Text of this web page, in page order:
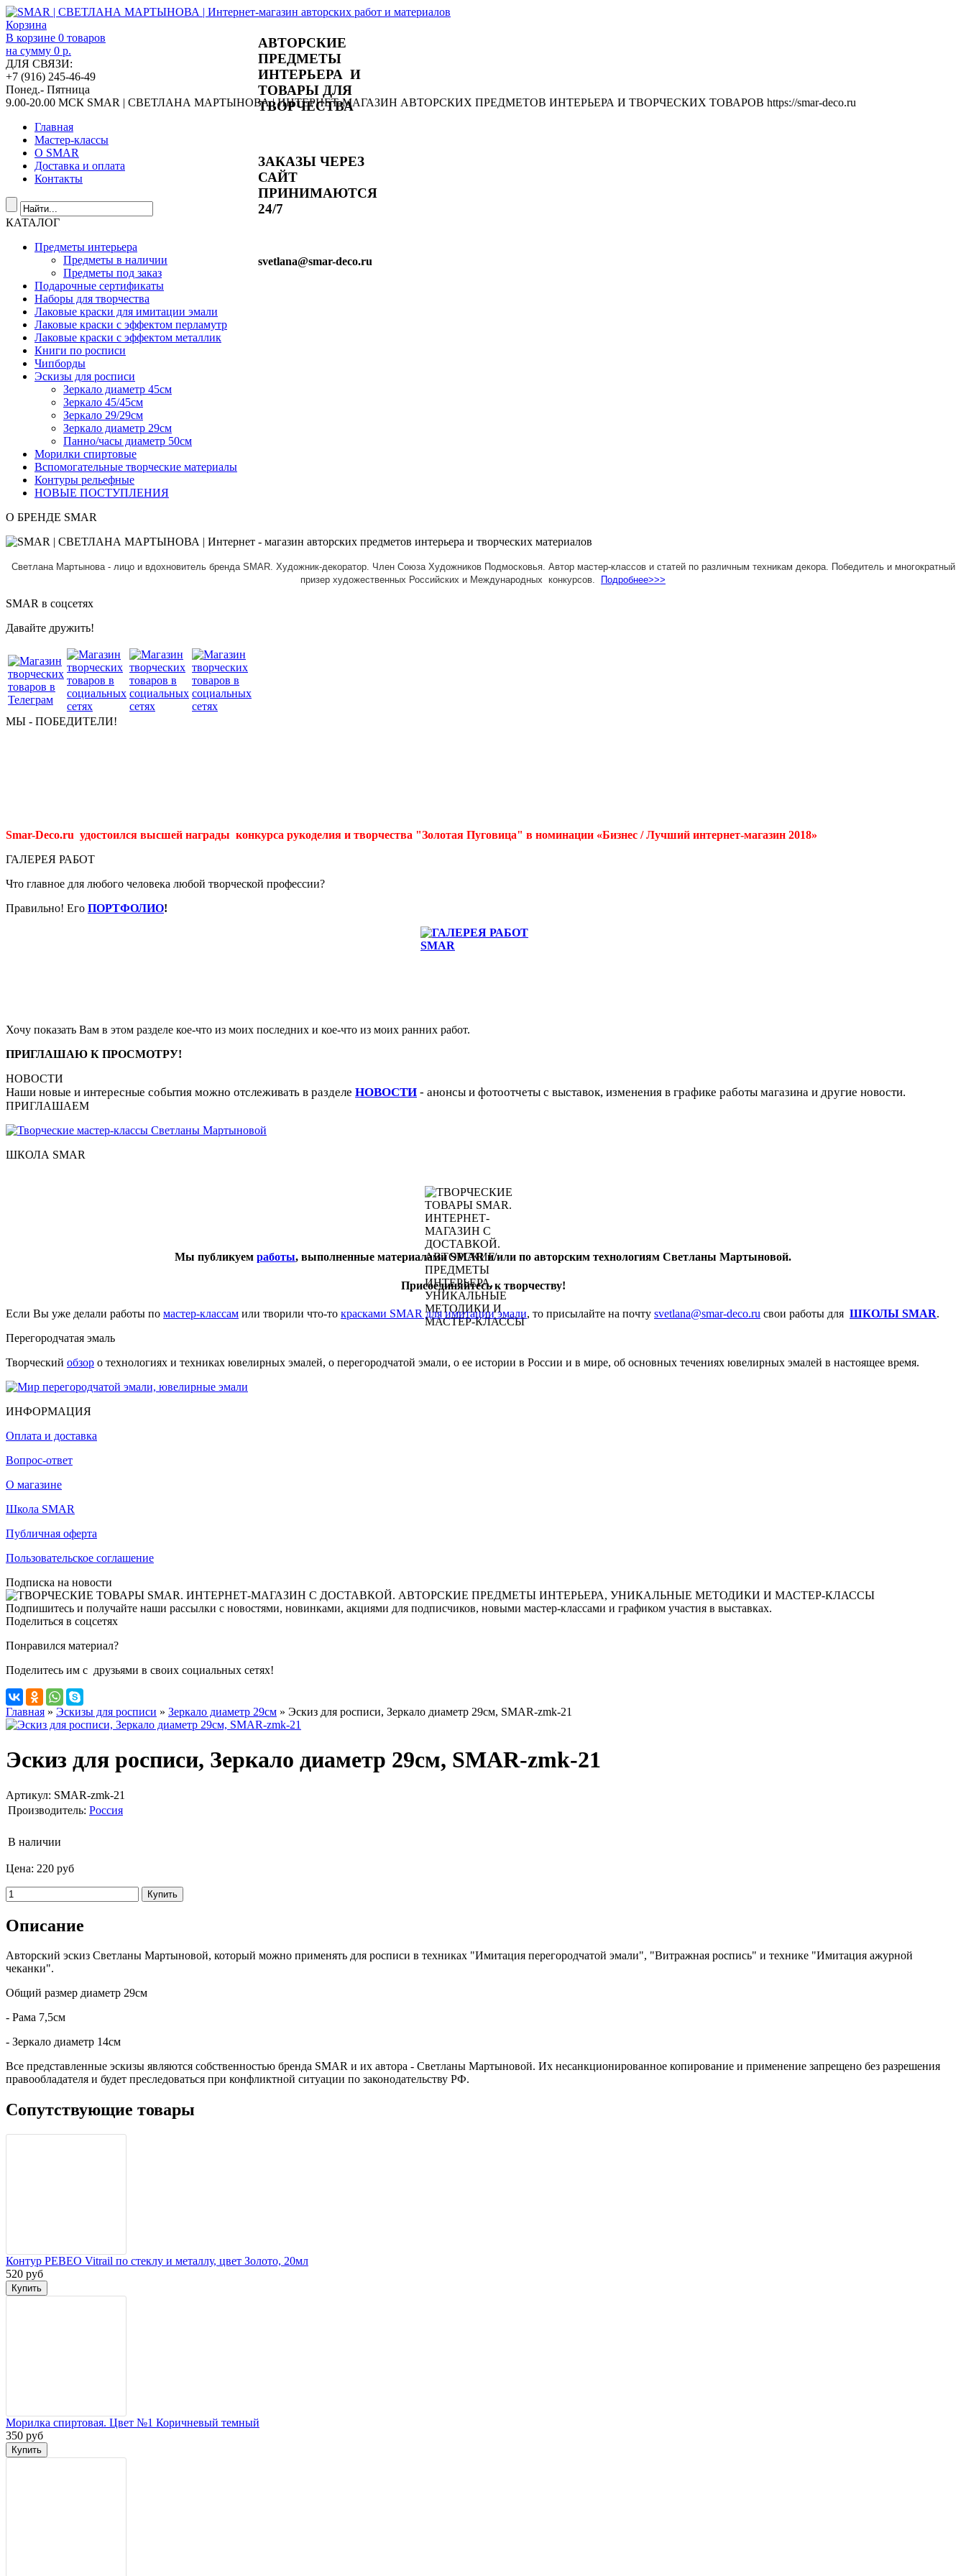
АВТОРСКИЕ
ПРЕДМЕТЫ
ИНТЕРЬЕРА И
ТОВАРЫ ДЛЯ
ТВОРЧЕСТВА
ЗАКАЗЫ ЧЕРЕЗ
САЙТ
ПРИНИМАЮТСЯ
24/7
svetlana@smar-deco.ru
Корзина
В корзине 0 товаров
на сумму 0 р.
ДЛЯ СВЯЗИ:
+7 (916) 245-46-49
Понед.- Пятница
9.00-20.00 МСК SMAR | СВЕТЛАНА МАРТЫНОВА | ИНТЕРНЕТ-МАГАЗИН АВТОРСКИХ ПРЕДМЕТОВ ИНТЕРЬЕРА И ТВОРЧЕСКИХ ТОВАРОВ https://smar-deco.ru
Главная
Мастер-классы
О SMAR
Доставка и оплата
Контакты
КАТАЛОГ
Предметы интерьера
Предметы в наличии
Предметы под заказ
Подарочные сертификаты
Наборы для творчества
Лаковые краски для имитации эмали
Лаковые краски с эффектом перламутр
Лаковые краски с эффектом металлик
Книги по росписи
Чипборды
Эскизы для росписи
Зеркало диаметр 45см
Зеркало 45/45см
Зеркало 29/29см
Зеркало диаметр 29см
Панно/часы диаметр 50см
Морилки спиртовые
Вспомогательные творческие материалы
Контуры рельефные
НОВЫЕ ПОСТУПЛЕНИЯ
О БРЕНДЕ SMAR
Светлана Мартынова - лицо и вдохновитель бренда SMAR. Художник-декоратор. Член Союза Художников Подмосковья. Автор мастер-классов и статей по различным техникам декора. Победитель и многократный
призер художественных Российских и Международных конкурсов.
Подробнее>>>
SMAR в соцсетях
Давайте дружить!
МЫ - ПОБЕДИТЕЛИ!
Smar-Deco.ru удостоился высшей награды конкурса рукоделия и творчества "Золотая Пуговица" в номинации «Бизнес / Лучший интернет-магазин 2018»
ГАЛЕРЕЯ РАБОТ
Что главное для любого человека любой творческой профессии?
Правильно! Его ПОРТФОЛИО!
Хочу показать Вам в этом разделе кое-что из моих последних и кое-что из моих ранних работ.
ПРИГЛАШАЮ К ПРОСМОТРУ!
НОВОСТИ
Наши новые и интересные события можно отслеживать в разделе НОВОСТИ - анонсы и фотоотчеты с выставок, изменения в графике работы магазина и другие новости.
ПРИГЛАШАЕМ
ШКОЛА SMAR
Мы публикуем работы, выполненные материалами SMAR и/или по авторским технологиям Светланы Мартыновой.
Присоединяйтесь к творчеству!
Если Вы уже делали работы по мастер-классам или творили что-то красками SMAR для имитации эмали, то присылайте на почту svetlana@smar-deco.ru свои работы для ШКОЛЫ SMAR.
Перегородчатая эмаль
Творческий обзор о технологиях и техниках ювелирных эмалей, о перегородчатой эмали, о ее истории в России и в мире, об основных течениях ювелирных эмалей в настоящее время.
ИНФОРМАЦИЯ
Оплата и доставка
Вопрос-ответ
О магазине
Школа SMAR
Публичная оферта
Пользовательское соглашение
Подписка на новости
Подпишитесь и получайте наши рассылки с новостями, новинками, акциями для подписчиков, новыми мастер-классами и графиком участия в выставках.
Поделиться в соцсетях
Понравился материал?
Поделитесь им с друзьями в своих социальных сетях!
Главная » Эскизы для росписи » Зеркало диаметр 29см » Эскиз для росписи, Зеркало диаметр 29см, SMAR-zmk-21
Эскиз для росписи, Зеркало диаметр 29см, SMAR-zmk-21
Артикул: SMAR-zmk-21
Производитель: Россия
В наличии
Цена: 220 руб
Описание
Авторский эскиз Светланы Мартыновой, который можно применять для росписи в техниках "Имитация перегородчатой эмали", "Витражная роспись" и технике "Имитация ажурной
чеканки".
Общий размер диаметр 29см
- Рама 7,5см
- Зеркало диаметр 14см
Все представленные эскизы являются собственностью бренда SMAR и их автора - Светланы Мартыновой. Их несанкционированное копирование и применение запрещено без разрешения
правообладателя и будет преследоваться при конфликтной ситуации по законодательству РФ.
Сопутствующие товары
Контур PEBEO Vitrail по стеклу и металлу, цвет Золото, 20мл
520 руб
Морилка спиртовая. Цвет №1 Коричневый темный
350 руб